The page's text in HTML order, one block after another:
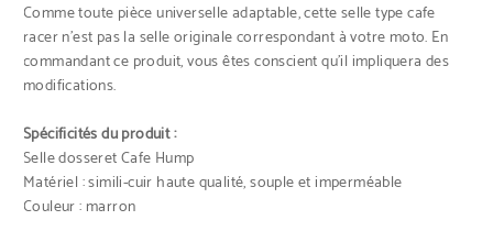
Comme toute pièce universelle adaptable, cette selle type cafe
racer n’est pas la selle originale correspondant à votre moto. En
commandant ce produit, vous êtes conscient qu’il impliquera des
modifications.
Spécificités du produit :
Selle dosseret Cafe Hump
Matériel : simili-cuir haute qualité, souple et imperméable
Couleur : marron